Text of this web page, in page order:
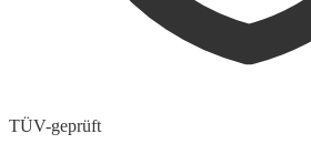
TÜV-geprüft